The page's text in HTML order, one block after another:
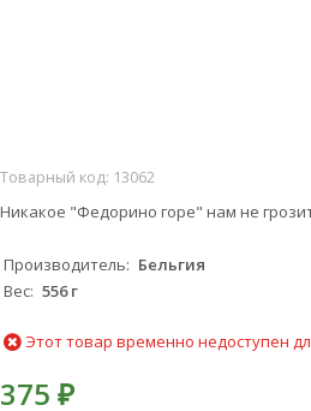
Товарный код: 13062
Никакое "Федорино горе" нам не
Производитель
Бельгия
Вес 556 г
Этот товар временно недоступен
375 ₽